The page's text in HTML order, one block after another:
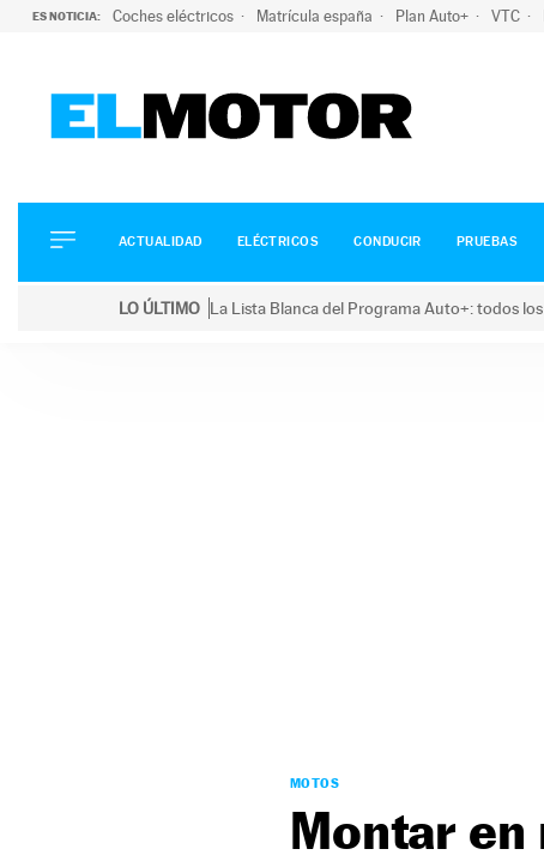
ES NOTICIA: Coches eléctricos Matrícula españa Plan Auto+ VTC
ELÉCTRICOS
CONDUCIR
ACTUALIDAD ELÉCTRICOS CONDUCIR PRUEBAS
LO ÚLTIMO La Lista Blanca del Programa Auto+: todos
MOTOS
Montar